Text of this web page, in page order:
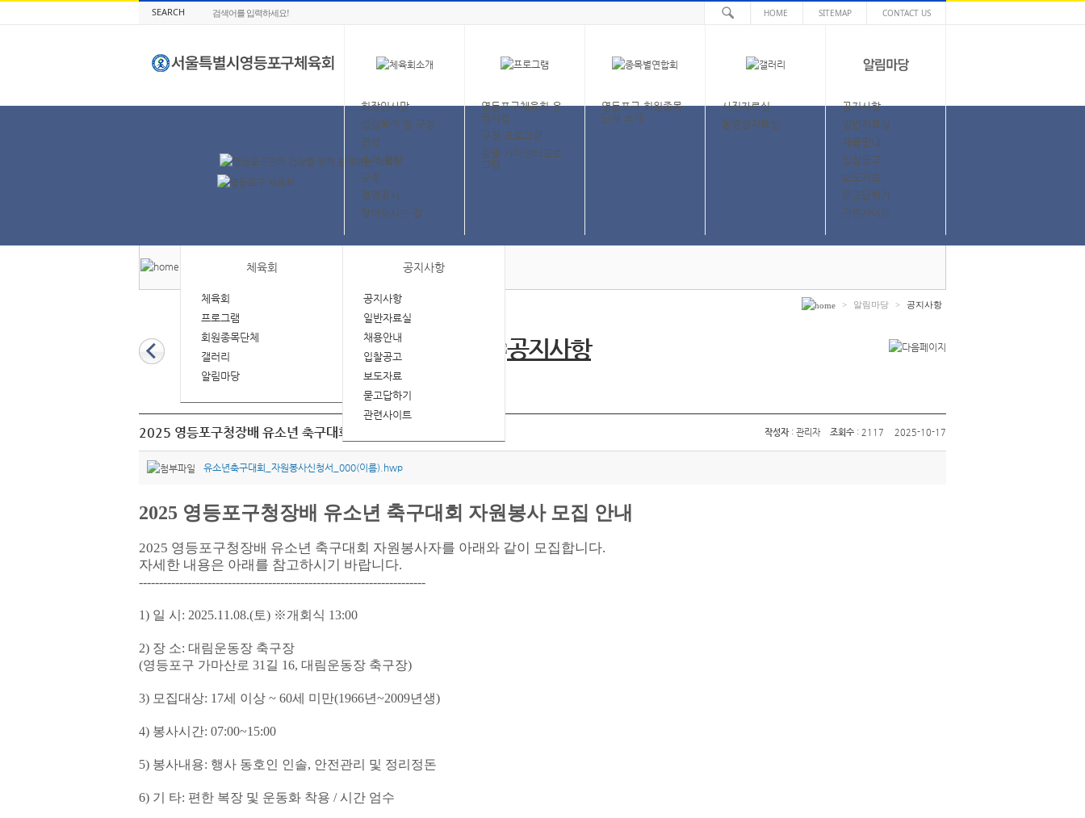
SEARCH HOME SITEMAP CONTACT US
회장인사말
설립목적 및 구성
연혁
조직 현황
규정
경영공시
찾아오시는 길
영등포구체육회 운
영사업
구청 프로그램
동별 자치센터프로
그램
영등포구 회원종목
단체 소개
사진자료실
동영상자료실
공지사항
일반자료실
채용안내
입찰공고
보도자료
묻고답하기
관련사이트
체육회
체육회
프로그램
회원종목단체
갤러리
알림마당
공지사항
공지사항
일반자료실
채용안내
입찰공고
보도자료
묻고답하기
관련사이트
> 알림마당 > 공지사항
2025 영등포구청장배 유소년 축구대회 자원봉사 모집 안내 작성자: 관리자 조회수 : 2117 2025-10-17
유소년축구대회_자원봉사신청서_000(이름).hwp
2025 영등포구청장배 유소년 축구대회 자원봉사 모집 안내
2025 영등포구청장배 유소년 축구대회 자원봉사자를 아래와 같이 모집합니다.
자세한 내용은 아래를 참고하시기 바랍니다.
-----------------------------------------------------------------------
1) 일 시 : 2025.11.08.(토) ※개회식 13:00
2) 장 소: 대림운동장 축구장
(영등포구 가마산로 31 길 16, 대림운동장 축구장)
3) 모집대상: 17세 이상 ~ 60세 미만(1966년~2009년생)
4) 봉사시간: 07:00~15:00
5) 봉사내용: 행사 동호인 인솔, 안전관리 및 정리정돈
6) 기 타: 편한 복장 및 운동화 착용 /시간 엄수